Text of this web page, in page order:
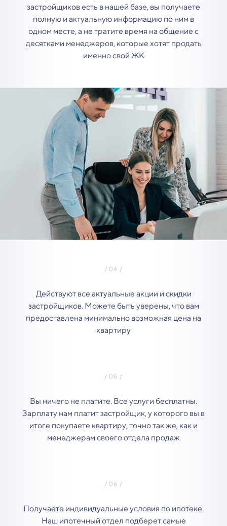
застройщиков есть в нашей базе, вы получаете
полную и актуальную информацию по ним в
одном месте, а не тратите время на общение с
десятками менеджеров, которые хотят продать
именно свой ЖК
Действуют все актуальные акции и скидки
застройщиков. Можете быть уверены, что вам
предоставлена минимально возможная цена на
квартиру
Вы ничего не платите. Все услуги бесплатны.
Зарплату нам платит застройщик, у которого вы в
итоге покупаете квартиру, точно так же, как и
менеджерам своего отдела продаж
Получаете индивидуальные условия по ипотеке.
Наш ипотечный отдел подберет самые